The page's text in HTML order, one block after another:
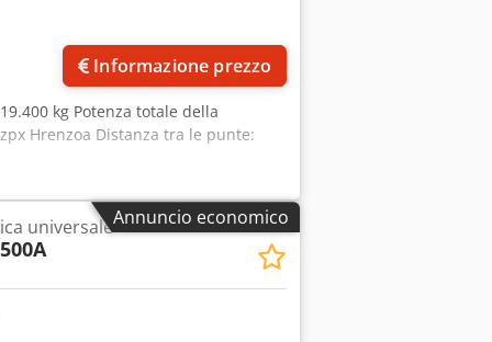
Informazione prezzo
kg Potenza totale della
Hrenzoa Distanza tra le punte:
Annuncio economico
universale